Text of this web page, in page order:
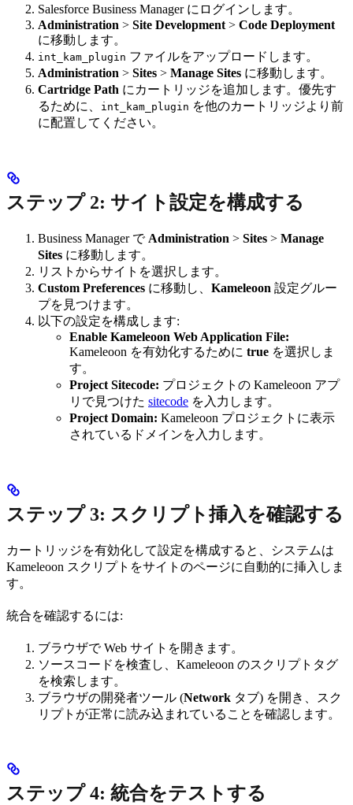
Salesforce Business Manager にログインします。
Administration > Site Development > Code Deployment
に移動します。
int_kam_plugin ファイルをアップロードします。
Administration > Sites > Manage Sites に移動します。
Cartridge Path にカートリッジを追加します。優先す
るために、
int_kam_plugin を他のカートリッジより前
に配置してください。
ステップ 2: サイト設定を構成する
Business Manager で Administration > Sites > Manage
Sites に移動します。
リストからサイトを選択します。
Custom Preferences に移動し、 Kameleoon 設定グルー
プを見つけます。
以下の設定を構成します:
Enable Kameleoon Web Application File:
Kameleoon を有効化するために true を選択しま
す。
Project Sitecode: プロジェクトの Kameleoon アプ
リで見つけた sitecode を入力します。
Project Domain: Kameleoon プロジェクトに表示
されているドメインを入力します。
ステップ 3: スクリプト挿入を確認する
カートリッジを有効化して設定を構成すると、システムは
Kameleoon スクリプトをサイトのページに自動的に挿入しま
す。
統合を確認するには:
ブラウザで Web サイトを開きます。
ソースコードを検査し、Kameleoon のスクリプトタグ
を検索します。
ブラウザの開発者ツール (Network タブ) を開き、スク
リプトが正常に読み込まれていることを確認します。
ステップ 4: 統合をテストする